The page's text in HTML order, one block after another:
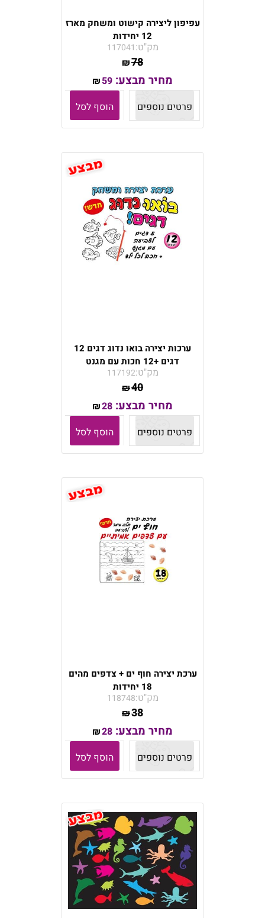
עפיפון ליצירה קישוט ומשחק מארז
12 יחידות
מק"ט:117041
₪78
מחיר מבצע: ₪59
פרטים נוספים
הוסף לסל
ערכות יצירה בואו נדוג דגים 12
דגים +12 חכות עם מגנט
מק"ט:117192
₪40
מחיר מבצע: ₪28
פרטים נוספים
הוסף לסל
ערכת יצירה חוף ים + צדפים מהים
18 יחידות
מק"ט:118748
₪38
מחיר מבצע: ₪28
פרטים נוספים
הוסף לסל